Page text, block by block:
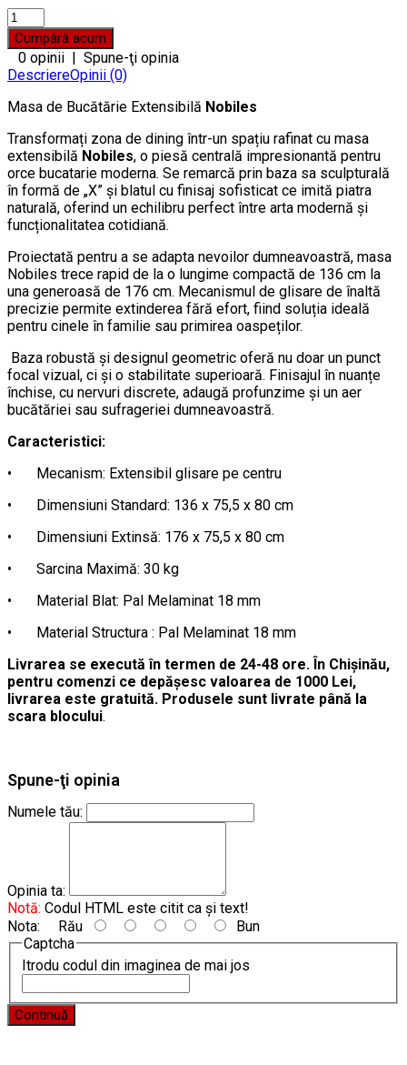
0 opinii | Spune-ţi opinia
DescriereOpinii (0)
Masa de Bucătărie Extensibilă Nobiles
Transformați zona de dining într-un spațiu rafinat cu masa
extensibilă Nobiles, o piesă centrală impresionantă pentru
orce bucatarie moderna. Se remarcă prin baza sa sculpturală
în formă de „X” și blatul cu finisaj sofisticat ce imită piatra
naturală, oferind un echilibru perfect între arta modernă și
funcționalitatea cotidiană.
Proiectată pentru a se adapta nevoilor dumneavoastră, masa
Nobiles trece rapid de la o lungime compactă de 136 cm la
una generoasă de 176 cm. Mecanismul de glisare de înaltă
precizie permite extinderea fără efort, fiind soluția ideală
pentru cinele în familie sau primirea oaspeților.
Baza robustă și designul geometric oferă nu doar un punct
focal vizual, ci și o stabilitate superioară. Finisajul în nuanțe
închise, cu nervuri discrete, adaugă profunzime și un aer
bucătăriei sau sufrageriei dumneavoastră.
Caracteristici:
•
Mecanism: Extensibil glisare pe centru
•
Dimensiuni Standard: 136 х 75,5 х 80 cm
•
Dimensiuni Extinsă: 176 х 75,5 х 80 cm
•
Sarcina Maximă: 30 kg
•
Material Blat: Pal Melaminat 18 mm
•
Material Structura : Pal Melaminat 18 mm
Livrarea se execută în termen de 24-48 ore. În Chișinău,
pentru comenzi ce depășesc valoarea de 1000 Lei,
livrarea este gratuită. Produsele sunt livrate până la
scara blocului.
Spune-ţi opinia
Numele tău:
Opinia ta:
Notă: Codul HTML este citit ca şi text!
Nota: Rău
Bun
Captcha
Itrodu codul din imaginea de mai jos
Continuă